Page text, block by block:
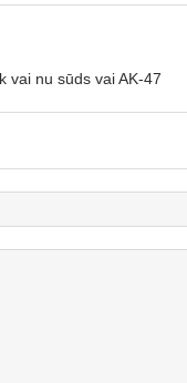
vai nu sūds vai AK-47